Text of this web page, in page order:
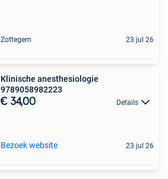
Zottegem 23 jul 26
Klinische anesthesiologie
9789058982223
€ 34,00 Details
Bezoek website 23 jul 26